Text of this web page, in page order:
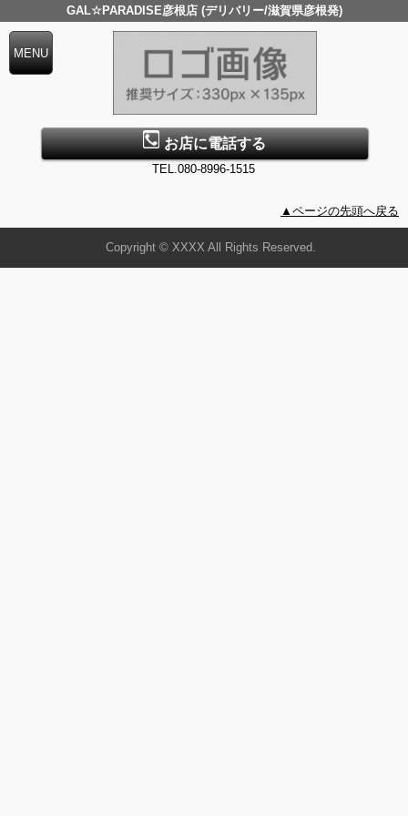
GAL☆PARADISE彦根店 (デリバリー/滋賀県彦根発)
お店に電話する
TEL.080-8996-1515
▲ページの先頭へ戻る
Copyright © XXXX All Rights Reserved.